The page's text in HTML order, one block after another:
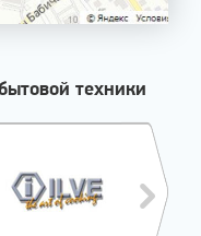
техники